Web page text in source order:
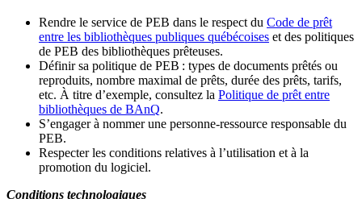
Rendre le service de PEB dans le respect du Code de prêt
entre les bibliothèques publiques québécoises et des politiques
de PEB des bibliothèques prêteuses.
Définir sa politique de PEB : types de documents prêtés ou
reproduits, nombre maximal de prêts, durée des prêts, tarifs,
etc. À titre d’exemple, consultez la Politique de prêt entre
bibliothèques de BAnQ.
S’engager à nommer une personne-ressource responsable du
PEB.
Respecter les conditions relatives à l’utilisation et à la
promotion du logiciel.
Conditions technologiques